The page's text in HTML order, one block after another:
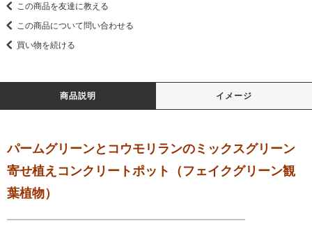
この商品を友達に教える
この商品について問い合わせる
買い物を続ける
商品説明 イメージ
パームグリーンとコウモリランのミックスグリーン
寄せ植えコンクリートポット（フェイクグリーン観
葉植物）